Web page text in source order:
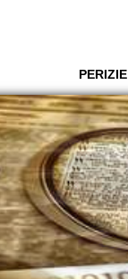
PERIZIE